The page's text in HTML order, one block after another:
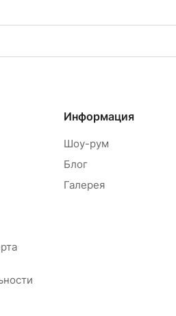
Информация
Шоу-рум
Блог
Галерея